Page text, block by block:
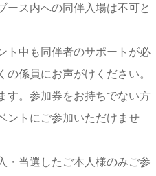
ース内への同伴入場は不可と
ト中も同伴者のサポートが必
係員にお声がけください。
す。参加券をお持ちでない方
ントにご参加いただけませ
当選したご本人様のみご参